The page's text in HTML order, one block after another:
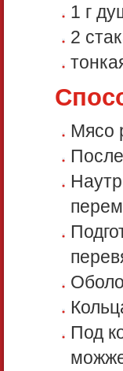
1 г
2
Мясо
Под